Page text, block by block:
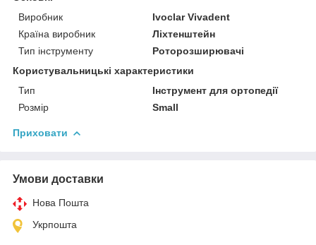
Виробник
Ivoclar Vіvadent
Країна виробник
Ліхтенштейн
Тип інструменту
Роторозширювачі
Користувальницькі характеристики
Тип
Інструмент для ортопедії
Розмір
Small
Приховати
Умови доставки
Нова Пошта
Укрпошта